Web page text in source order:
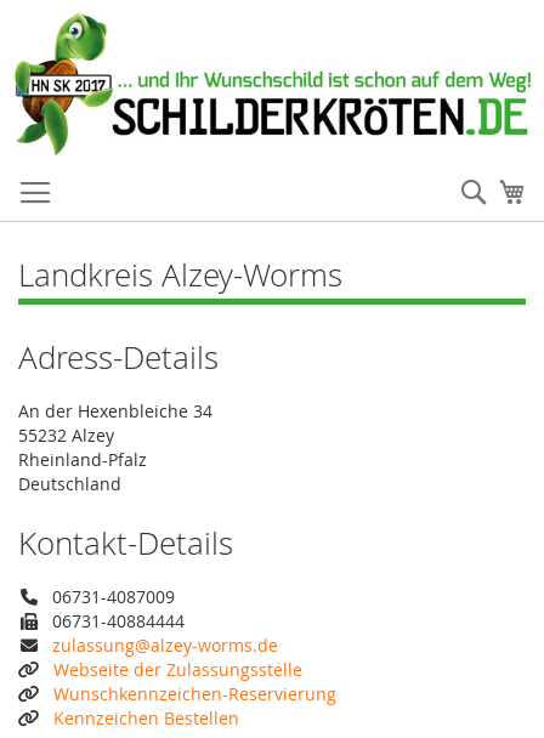
Landkreis Alzey-Worms
Adress-Details
An der Hexenbleiche 34
55232 Alzey
Rheinland-Pfalz
Deutschland
Kontakt-Details
06731-4087009
06731-40884444
zulassung@alzey-worms.de
Webseite der Zulassungsstelle
Wunschkennzeichen-Reservierung
Kennzeichen Bestellen